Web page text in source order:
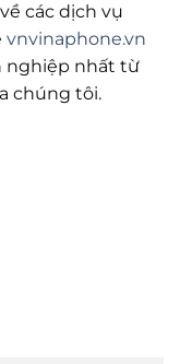
các dịch vụ
vnvinaphone.vn
nghiệp nhất từ
chúng tôi.